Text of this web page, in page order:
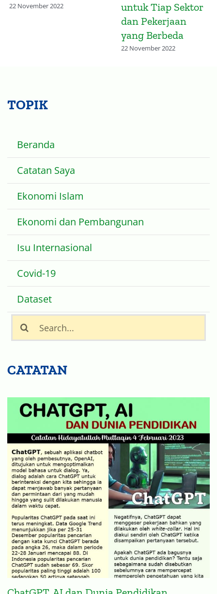
dengan
17 Januari 2023
Catatan Saya
Ekonomi Islam
Ekonomi dan Pembangunan
Isu Internasional
Covid-19
Dataset
for:
ChatGPT, AI dan Dunia Pendidikan